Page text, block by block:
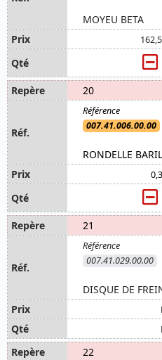
MOYEU BETA
20
007.41.006.00.00
RONDELLE
21
007.41.029.00.00
DISQUE DE
22